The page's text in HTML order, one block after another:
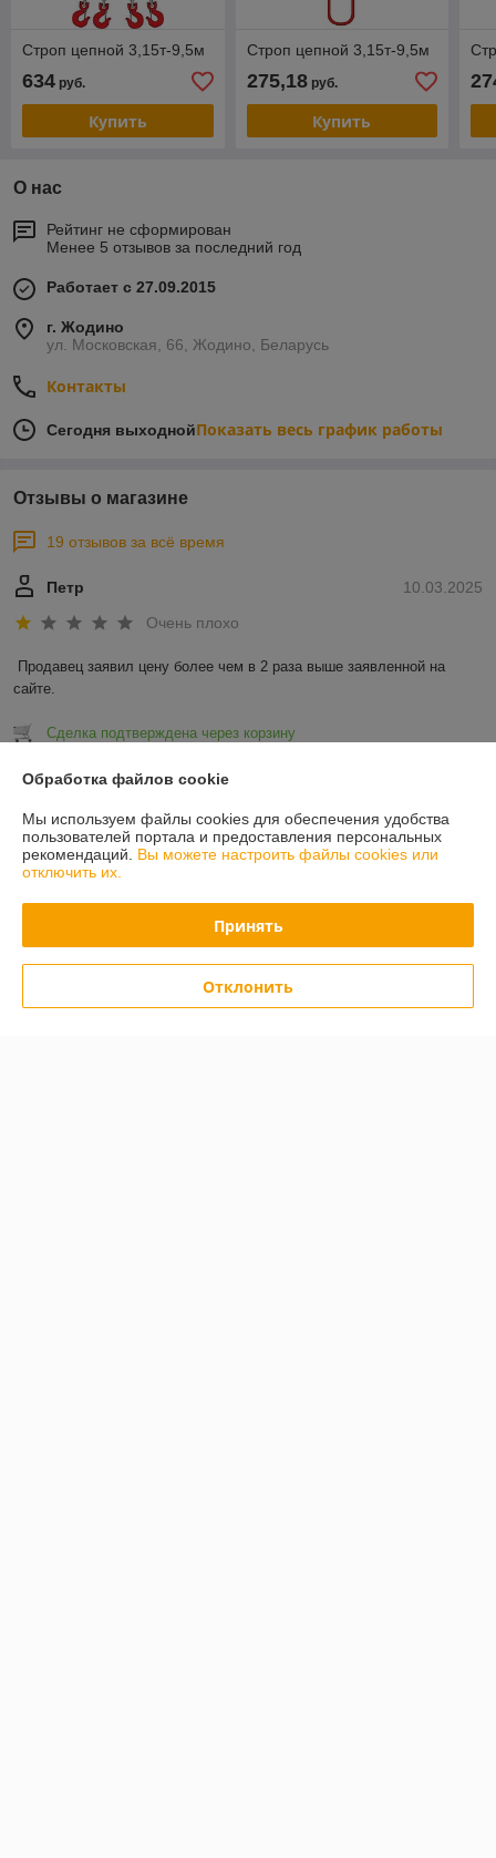
Строп цепной 3,15т-9,5м
634 руб.
Купить
Строп цепной 3,15т-9,5м
275,18руб.
Купить
О нас
Рейтинг не сформирован
Менее 5 отзывов за последний год
Работает с 27.09.2015
г. Жодино
ул. Московская, 66, Жодино, Беларусь
Контакты
Сегодня выходнойПоказать весь график работы
Отзывы о магазине
19 отзывов за всё время
10.03.2025
Петр
Очень плохо
Продавец заявил цену более чем в 2 раза выше заявленной на
сайте.
Сделка подтверждена через корзину
Отлично
Заказывал цепь с крюками, утром изготовили, ближе к обеду уже
доставили с Жодино в Минск, все оперативно, спасибо за товар и
доставку, в следующий раз буду только у Вас заказывать)))
Показать все отзывы
Обработка файлов cookie
Мы используем файлы cookies для обеспечения удобства
пользователей портала и предоставления персональных
рекомендаций. Вы можете настроить файлы cookies или
отключить их.
Принять
Отклонить